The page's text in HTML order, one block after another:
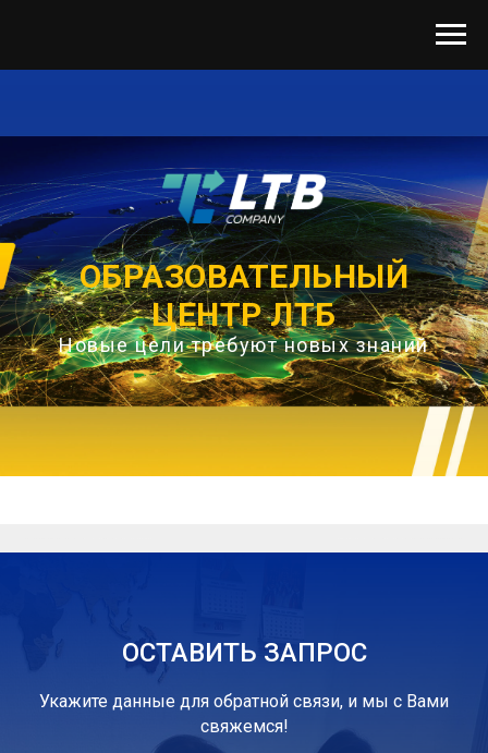
ОБРАЗОВАТЕЛЬНЫЙ
ЦЕНТР ЛТБ
Новые цели требуют новых знаний
ОСТАВИТЬ ЗАПРОС
Укажите данные для обратной связи, и мы с Вами
свяжемся!